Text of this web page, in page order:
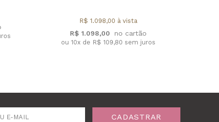
R$ 1.098,00
R$ 1.098,00 à vista
ou 10x de R$ 109,80 sem juros
E-MAIL CADASTRAR